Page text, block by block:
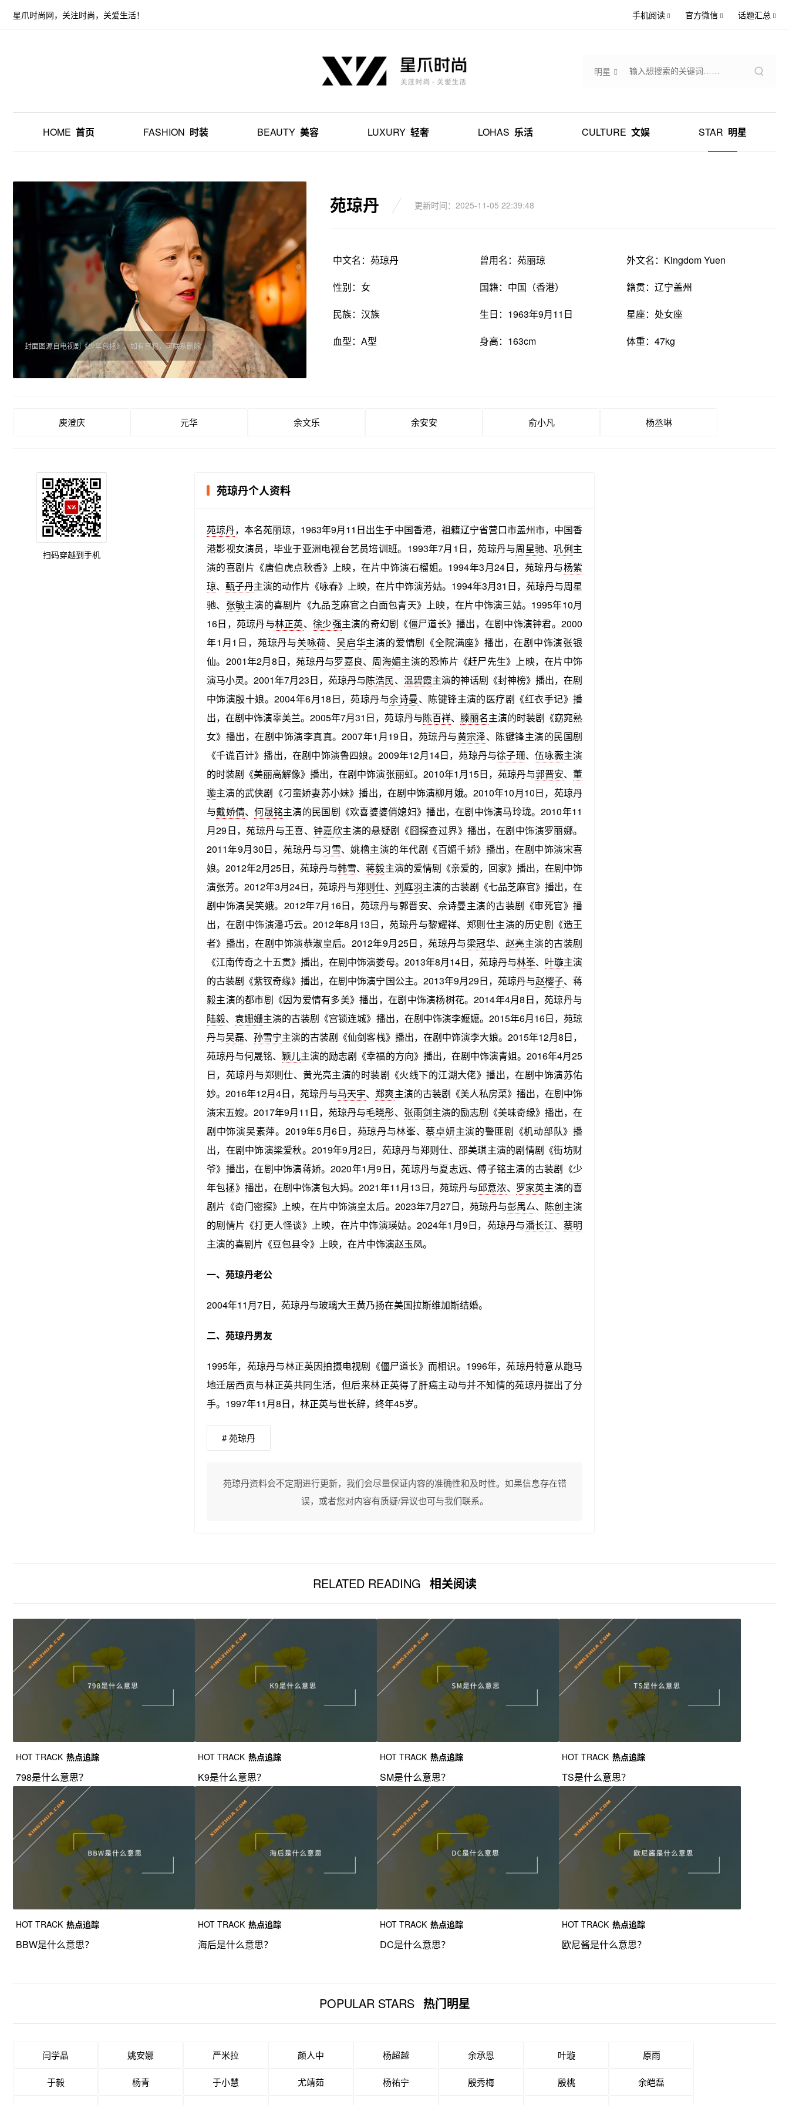
星爪时尚网，关注时尚，关爱生活！ 手机阅读 官方微信 话题汇总
明星
HOME 首页 FASHION 时装 BEAUTY 美容 LUXURY 轻奢 LOHAS 乐活 CULTURE 文娱 STAR 明星
封面图源自电视剧《少年包拯》，如有冒犯，可联系删除
苑琼丹 更新时间：2025-11-05 22:39:48
中文名：苑琼丹 曾用名：苑丽琼
外文名：Kingdom Yuen
性别：女
国籍：中国（香港）
籍贯：辽宁盖州
民族：汉族
生日：1963年9月11日
星座：处女座
血型：A型
身高：163cm 体重：47kg
庾澄庆 元华 余文乐 余安安 俞小凡 杨丞琳
苑琼丹个人资料
苑琼丹，本名苑丽琼，1963年9月11日出生于中国香港，祖籍辽宁省营口市盖州市，中国香
港影视女演员，毕业于亚洲电视台艺员培训班。1993年7月1日，苑琼丹与周星驰、巩俐主
演的喜剧片《唐伯虎点秋香》上映，在片中饰演石榴姐。1994年3月24日，苑琼丹与杨紫
琼、甄子丹主演的动作片《咏春》上映，在片中饰演芳姑。1994年3月31日，苑琼丹与周星
驰、 张敏主演的喜剧片《九品芝麻官之白面包青天》上映，在片中饰演三姑。1995年10月
16日，苑琼丹与林正英、 徐少强主演的奇幻剧《僵尸道长》播出，在剧中饰演钟君。2000
年1月1日，苑琼丹与关咏荷、吴启华主演的爱情剧《全院满座》播出，在剧中饰演张银
仙。2001年2月8日，苑琼丹与罗嘉良、 周海媚主演的恐怖片《赶尸先生》上映，在片中饰
演马小灵。2001年7月23日，苑琼丹与陈浩民、 温碧霞主演的神话剧《封神榜》播出，在剧
中饰演殷十娘。2004年6月18日，苑琼丹与佘诗曼、陈键锋主演的医疗剧《红衣手记》播
出，在剧中饰演辜美兰。2005年7月31日，苑琼丹与陈百祥、 滕丽名主演的时装剧《窈窕熟
女》播出，在剧中饰演李真真。2007年1月19日，苑琼丹与黄宗泽、陈键锋主演的民国剧
《千谎百计》播出，在剧中饰演鲁四娘。2009年12月14日，苑琼丹与徐子珊、伍咏薇主演
的时装剧《美丽高解像》播出，在剧中饰演张丽虹。2010年1月15日，苑琼丹与郭晋安、 董
璇主演的武侠剧《刁蛮娇妻苏小妹》播出，在剧中饰演柳月娥。2010年10月10日，苑琼丹
与戴娇倩、何晟铭主演的民国剧《欢喜婆婆俏媳妇》播出，在剧中饰演马玲珑。2010年11
月29日，苑琼丹与王喜、钟嘉欣主演的悬疑剧《囧探查过界》播出，在剧中饰演罗丽娜。
2011年9月30日，苑琼丹与习雪、姚橹主演的年代剧《百媚千娇》播出，在剧中饰演宋喜
娘。2012年2月25日，苑琼丹与韩雪、蒋毅主演的爱情剧《亲爱的，回家》播出，在剧中饰
演张芳。2012年3月24日，苑琼丹与郑则仕、 刘庭羽主演的古装剧《七品芝麻官》播出，在
剧中饰演吴笑娥。2012年7月16日，苑琼丹与郭晋安、佘诗曼主演的古装剧《审死官》播
出，在剧中饰演潘巧云。2012年8月13日，苑琼丹与黎耀祥、郑则仕主演的历史剧《造王
者》播出，在剧中饰演恭淑皇后。2012年9月25日，苑琼丹与梁冠华、 赵亮主演的古装剧
《江南传奇之十五贯》播出，在剧中饰演娄母。2013年8月14日，苑琼丹与林峯、 叶璇主演
的古装剧《紫钗奇缘》播出，在剧中饰演宁国公主。2013年9月29日，苑琼丹与赵樱子、蒋
毅主演的都市剧《因为爱情有多美》播出，在剧中饰演杨树花。2014年4月8日，苑琼丹与
陆毅、袁姗姗主演的古装剧《宫锁连城》播出，在剧中饰演李嬷嬷。2015年6月16日，苑琼
丹与吴磊、孙雪宁主演的古装剧《仙剑客栈》播出，在剧中饰演李大娘。2015年12月8日，
苑琼丹与何晟铭、颖儿主演的励志剧《幸福的方向》播出，在剧中饰演青姐。2016年4月25
日，苑琼丹与郑则仕、黄光亮主演的时装剧《火线下的江湖大佬》播出，在剧中饰演苏佑
妙。2016年12月4日，苑琼丹与马天宇、郑爽主演的古装剧《美人私房菜》播出，在剧中饰
演宋五嫂。2017年9月11日，苑琼丹与毛晓彤、 张雨剑主演的励志剧《美味奇缘》播出，在
剧中饰演吴素萍。2019年5月6日，苑琼丹与林峯、蔡卓妍主演的警匪剧《机动部队》播
出，在剧中饰演梁爱秋。2019年9月2日，苑琼丹与郑则仕、邵美琪主演的剧情剧《街坊财
爷》播出，在剧中饰演蒋娇。2020年1月9日，苑琼丹与夏志远、傅子铭主演的古装剧《少
年包拯》播出，在剧中饰演包大妈。2021年11月13日，苑琼丹与邱意浓、 罗家英主演的喜
剧片《奇门密探》上映，在片中饰演皇太后。2023年7月27日，苑琼丹与彭禺厶、 陈创主演
的剧情片《打更人怪谈》上映，在片中饰演瑛姑。2024年1月9日，苑琼丹与潘长江、 蔡明
主演的喜剧片《豆包县令》上映，在片中饰演赵玉凤。
一、苑琼丹老公
2004年11月7日，苑琼丹与玻璃大王黄乃扬在美国拉斯维加斯结婚。
二、苑琼丹男友
1995年，苑琼丹与林正英因拍摄电视剧《僵尸道长》而相识。1996年，苑琼丹特意从跑马
地迁居西贡与林正英共同生活，但后来林正英得了肝癌主动与并不知情的苑琼丹提出了分
手。1997年11月8日，林正英与世长辞，终年45岁。
# 苑琼丹
苑琼丹资料会不定期进行更新，我们会尽量保证内容的准确性和及时性。如果信息存在错
误，或者您对内容有质疑/异议也可与我们联系。
扫码穿越到手机
RELATED READING 相关阅读
HOT TRACK 热点追踪
798是什么意思？
HOT TRACK 热点追踪
K9是什么意思？
HOT TRACK 热点追踪
SM是什么意思？
HOT TRACK 热点追踪
TS是什么意思？
HOT TRACK 热点追踪
BBW是什么意思？
HOT TRACK 热点追踪
海后是什么意思？
HOT TRACK 热点追踪
DC是什么意思？
HOT TRACK 热点追踪
欧尼酱是什么意思？
POPULAR STARS 热门明星
闫学晶 姚安娜 严米拉 颜人中 杨超越 余承恩 叶璇 原雨
于毅 杨青 于小慧 尤靖茹 杨祐宁 殷秀梅 殷桃 余皑磊